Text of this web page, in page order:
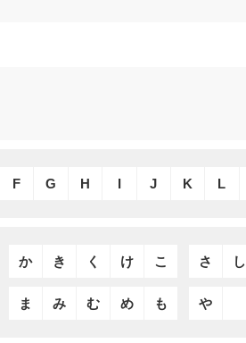
F G H I J K L
か き く け こ さ し
ま み む め も や